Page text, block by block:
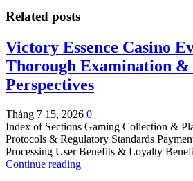
Related posts
Victory Essence Casino
Thorough Examination &
Perspectives
Tháng 7 15, 2026 0
Index of Sections Gaming Collection &
Protocols & Regulatory Standards
Processing User Benefits & Loyalty
Continue reading